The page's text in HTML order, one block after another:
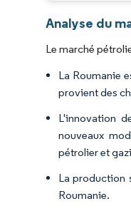
Analyse du
Le marché
La Roumanie
provient des
L'innovation
nouveaux
pétrolier et
La production
Roumanie.